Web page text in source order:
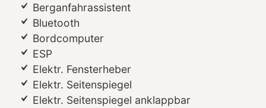
Berganfahrassistent
Bluetooth
Bordcomputer
ESP
Elektr. Fensterheber
Elektr. Seitenspiegel
Elektr. Seitenspiegel anklappbar